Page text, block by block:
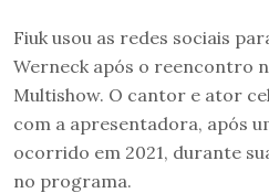
Fiuk usou as redes sociais
Werneck após o reencontro
Multishow. O cantor e ator
com a apresentadora, após
ocorrido em 2021, durante
no programa.